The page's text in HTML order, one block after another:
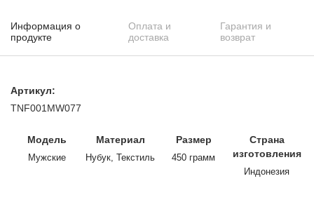
Информация о
продукте
Оплата и
доставка
Гарантия и
возврат
Артикул:
TNF001MW077
Модель
Мужские
Материал
Нубук, Текстиль
Размер
450 грамм
Страна
изготовления
Индонезия